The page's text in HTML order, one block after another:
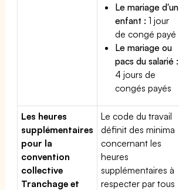
Le mariage d'un
enfant : 1 jour
de congé payé
Le mariage ou
pacs du salarié :
4 jours de
congés payés
Les heures
supplémentaires
pour la
convention
collective
Tranchage et
Le code du travail
définit des minima
concernant les
heures
supplémentaires à
respecter par tous